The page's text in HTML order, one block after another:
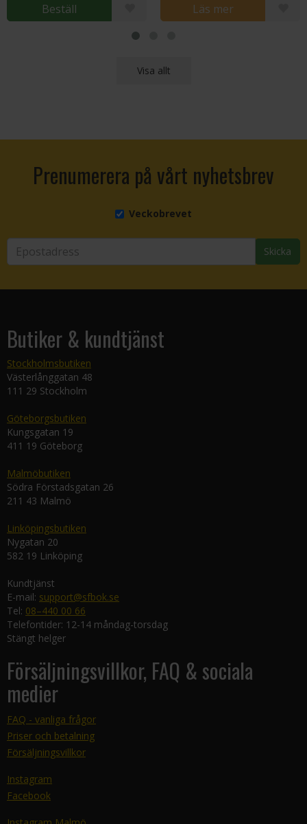
Beställ Läs mer
Visa allt
Prenumerera på vårt nyhetsbrev
Veckobrevet
Skicka
Butiker & kundtjänst
Stockholmsbutiken
Västerlånggatan 48
111 29 Stockholm
Göteborgsbutiken
Kungsgatan 19
411 19 Göteborg
Malmöbutiken
Södra Förstadsgatan 26
211 43 Malmö
Linköpingsbutiken
Nygatan 20
582 19 Linköping
Kundtjänst
E-mail: support@sfbok.se
Tel: 08–440 00 66
Telefontider: 12-14 måndag-torsdag
Stängt helger
Försäljningsvillkor, FAQ & sociala
medier
FAQ - vanliga frågor
Priser och betalning
Försäljningsvillkor
Instagram
Facebook